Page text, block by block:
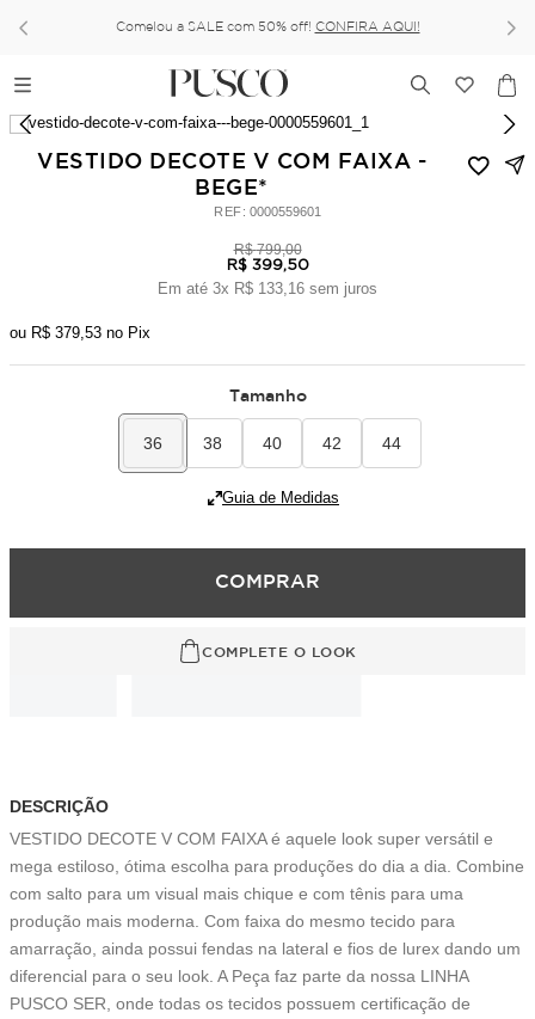
Comelou a SALE com 50% off! CONFIRA AQUI!
VESTIDO DECOTE V COM FAIXA -
BEGE*
: 0000559601
R$ 799,00
R$ 399,50
Em até 3x R$ 133,16 sem juros
ou R$ 379 53 no Pix
Tamanho
36 38 40 42 44
Guia de Medidas
COMPRAR
COMPLETE O LOOK
DESCRIÇÃO
VESTIDO DECOTE V COM FAIXA é aquele look super versátil e
mega estiloso, ótima escolha para produções do dia a dia. Combine
com salto para um visual mais chique e com tênis para uma
produção mais moderna. Com faixa do mesmo tecido para
amarração, ainda possui fendas na lateral e fios de lurex dando um
diferencial para o seu look. A Peça faz parte da nossa LINHA
PUSCO SER, onde todas os tecidos possuem certificação de